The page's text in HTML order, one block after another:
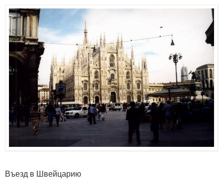
Въезд в Швейцарию